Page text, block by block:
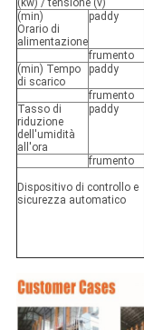
(kw) / tensione (v)
(min)
Orario di
alimentazione
paddy
frumento
(min) Tempo
di scarico
paddy
frumento
Tasso di
riduzione
dell'umidità
all'ora
paddy
frumento
Dispositivo di controllo e
sicurezza automatico